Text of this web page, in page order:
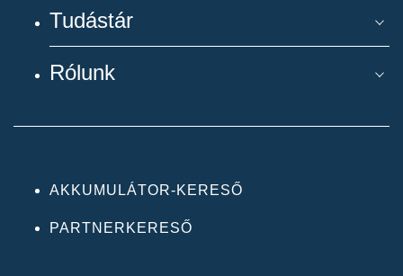
Tudástár
Rólunk
AKKUMULÁTOR-KERESŐ
PARTNERKERESŐ